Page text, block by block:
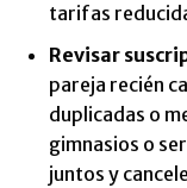
tarifas
Revisar
pareja recién
duplicadas o
gimnasios o
juntos y